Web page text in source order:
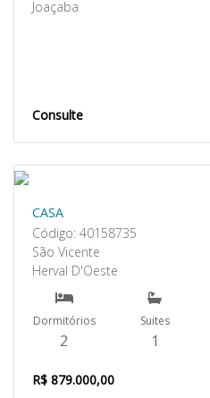
Joaçaba
Consulte
CASA
Código: 40158735
São Vicente
Herval D'Oeste
Dormitórios
2
Suites
1
R$ 879.000,00